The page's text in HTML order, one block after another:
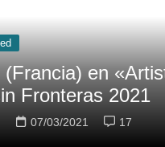
Komodor
Nodos Sin
Redacción 07/03/